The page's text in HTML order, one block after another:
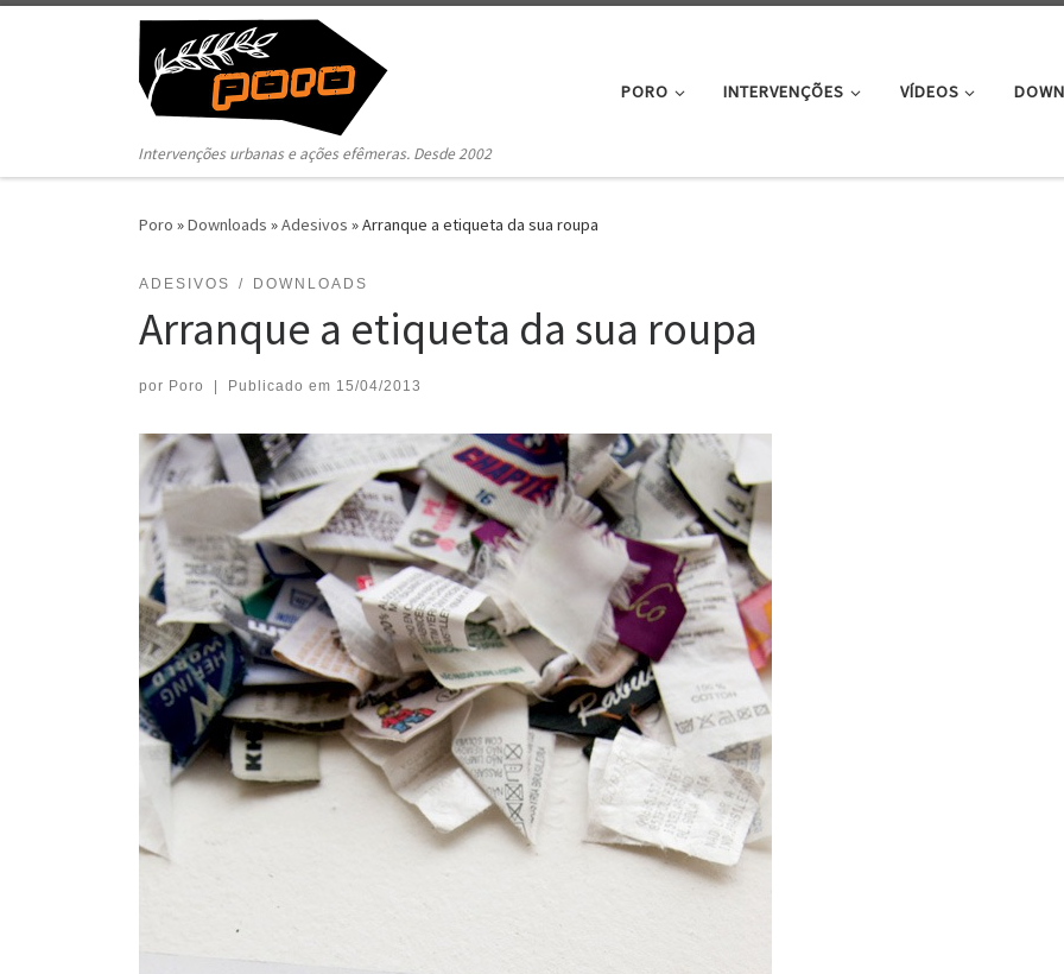
Pular para o conteúdo
Intervenções urbanas e ações efêmeras. Desde 2002
PORO INTERVENÇÕES VÍDEOS
Poro »Downloads »Adesivos »Arranque a etiqueta da sua roupa
ADESIVOS DOWNLOADS
Arranque a etiqueta da sua roupa
por Poro Publicado em 15/04/2013